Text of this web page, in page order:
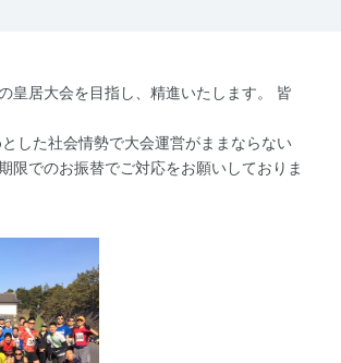
皇居大会を目指し、精進いたします。 皆
した社会情勢で大会運営がままならない
限でのお振替でご対応をお願いしておりま